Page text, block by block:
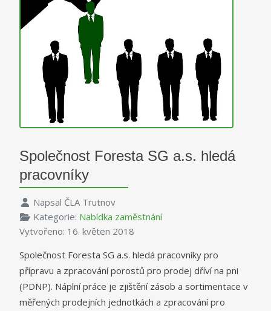
Společnost Foresta SG a.s. hledá
pracovníky
Napsal ČLA Trutnov
Kategorie: Nabídka zaměstnání
Vytvořeno: 16. květen 2018
Společnost Foresta SG a.s. hledá pracovníky pro
přípravu a zpracování porostů pro prodej dříví na pni
(PDNP). Náplní práce je zjištění zásob a sortimentace v
měřených prodejních jednotkách a zpracování pro